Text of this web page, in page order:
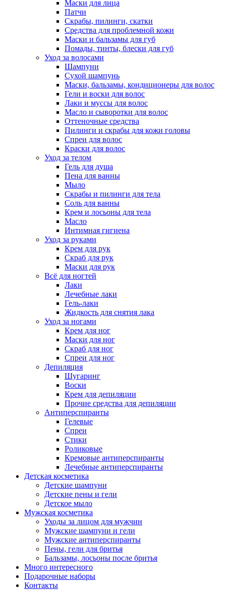
Маски для лица
Патчи
Скрабы, пилинги, скатки
Средства для проблемной кожи
Маски и бальзамы для губ
Помады, тинты, блески для губ
Уход за волосами
Шампуни
Сухой шампунь
Маски, бальзамы, кондиционеры для волос
Гели и воски для волос
Лаки и муссы для волос
Масло и сыворотки для волос
Оттеночные средства
Пилинги и скрабы для кожи головы
Спреи для волос
Краски для волос
Уход за телом
Гель для душа
Пена для ванны
Мыло
Скрабы и пилинги для тела
Соль для ванны
Крем и лосьоны для тела
Масло
Интимная гигиена
Уход за руками
Крем для рук
Скраб для рук
Маски для рук
Всё для ногтей
Лаки
Лечебные лаки
Гель-лаки
Жидкость для снятия лака
Уход за ногами
Крем для ног
Маски для ног
Скраб для ног
Спреи для ног
Депиляция
Шугаринг
Воски
Крем для депиляции
Прочие средства для депиляции
Антиперспиранты
Гелевые
Спреи
Стики
Роликовые
Кремовые антиперспиранты
Лечебные антиперспиранты
Детская косметика
Детские шампуни
Детские пены и гели
Детское мыло
Мужская косметика
Уходы за лицом для мужчин
Мужские шампуни и гели
Мужские антиперспиранты
Пены, гели для бритья
Бальзамы, лосьоны после бритья
Много интересного
Подарочные наборы
Контакты